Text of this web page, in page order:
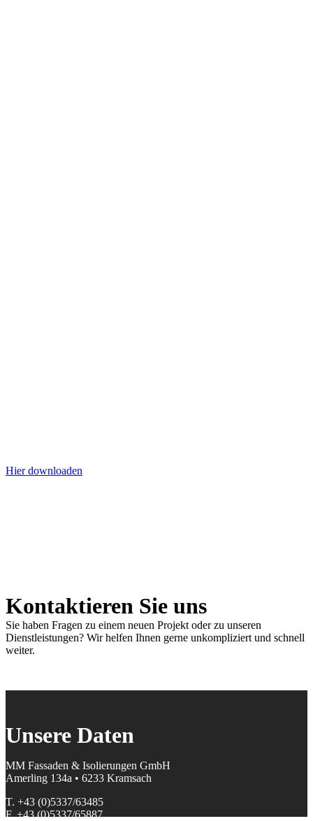
Hier downloaden
Kontaktieren Sie uns
Sie haben Fragen zu einem neuen Projekt oder zu unseren
Dienstleistungen? Wir helfen Ihnen gerne unkompliziert und schnell
weiter.
Unsere Daten
MM Fassaden & Isolierungen GmbH
Amerling 134a • 6233 Kramsach
T. +43 (0)5337/63485
F. +43 (0)5337/65887